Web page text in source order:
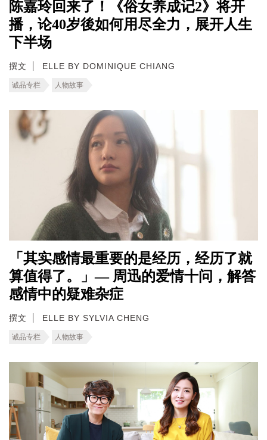
陈嘉玲回来了！《俗女养成记2》将开
播，论40岁後如何用尽全力，展开人生
下半场
撰文 ELLE BY DOMINIQUE CHIANG
诚品专栏 人物故事
「其实感情最重要的是经历，经历了就
算值得了。」— 周迅的爱情十问，解答
感情中的疑难杂症
撰文 ELLE BY SYLVIA CHENG
诚品专栏 人物故事